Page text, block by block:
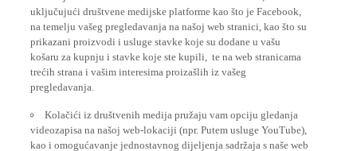
uključujući društvene medijske platforme kao što je Facebook,
na temelju vašeg pregledavanja na našoj web stranici, kao što su
prikazani proizvodi i usluge stavke koje su dodane u vašu
košaru za kupnju i stavke koje ste kupili, te na web stranicama
trećih strana i vašim interesima proizašlih iz vašeg
pregledavanja.
Kolačići iz društvenih medija pružaju vam opciju gledanja
videozapisa na našoj web-lokaciji (npr. Putem usluge YouTube),
kao i omogućavanje jednostavnog dijeljenja sadržaja s naše web